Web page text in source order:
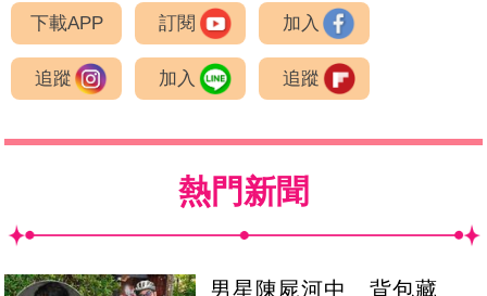
下載APP 訂閱 加入
追蹤 加入 追蹤
熱門新聞
男星陳屍河中 背包藏